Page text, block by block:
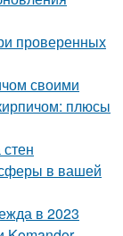
проверенных
своими
плюсы
в вашей
в 2023